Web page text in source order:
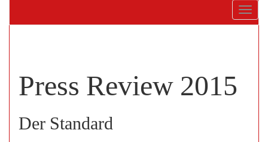
Press Review 2015
Der Standard